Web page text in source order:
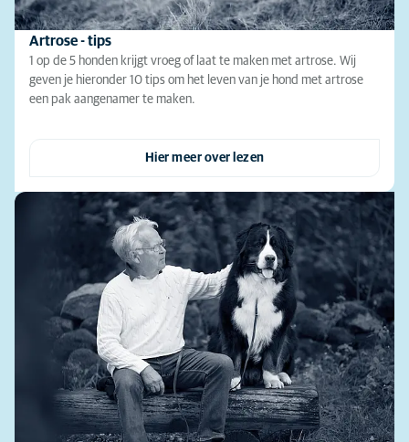
Artrose - tips
1 op de 5 honden krijgt vroeg of laat te maken met artrose. Wij
geven je hieronder 10 tips om het leven van je hond met artrose
een pak aangenamer te maken.
Hier meer over lezen